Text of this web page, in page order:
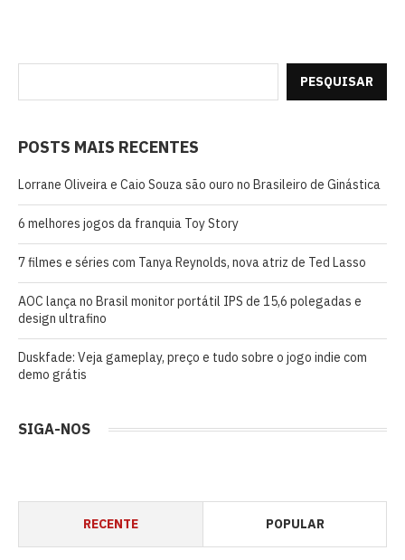
PESQUISAR
POSTS MAIS RECENTES
Lorrane Oliveira e Caio Souza são ouro no Brasileiro de Ginástica
6 melhores jogos da franquia Toy Story
7 filmes e séries com Tanya Reynolds, nova atriz de Ted Lasso
AOC lança no Brasil monitor portátil IPS de 15,6 polegadas e
design ultrafino
Duskfade: Veja gameplay, preço e tudo sobre o jogo indie com
demo grátis
SIGA-NOS
RECENTE POPULAR